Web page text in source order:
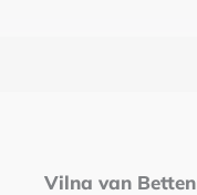
Vilna van Betten